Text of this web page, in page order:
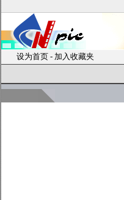
设为首页 - 加入收藏夹